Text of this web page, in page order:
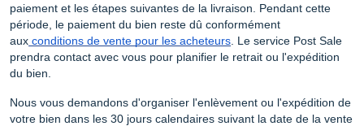
paiement et les étapes suivantes de la livraison. Pendant cette
période, le paiement du bien reste dû conformément
aux conditions de vente pour les acheteurs . Le service Post Sale
prendra contact avec vous pour planifier le retrait ou l'expédition
du bien.
Nous vous demandons d'organiser l'enlèvement ou l'expédition de
votre bien dans les 30 jours calendaires suivant la date de la vente